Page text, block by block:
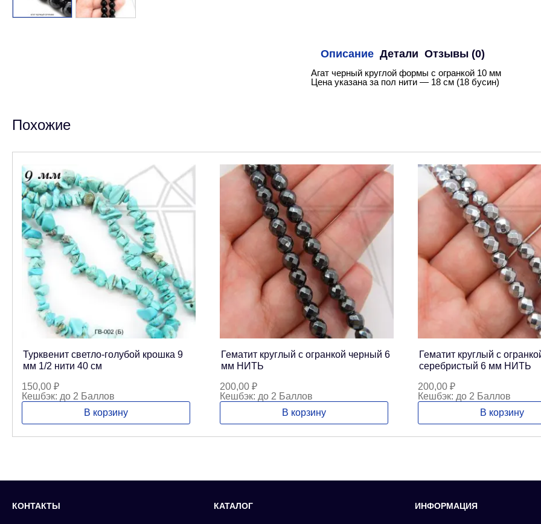
Описание Детали Отзывы (0)
Агат черный круглой формы с огранкой 10 мм
Цена указана за пол нити — 18 см (18 бусин)
Похожие
Турквенит светло-голубой крошка 9
мм 1/2 нити 40 см
150,00 ₽
Кешбэк: до 2 Баллов
В корзину
Гематит круглый с огранкой черный 6
мм НИТЬ
200,00 ₽
Кешбэк: до 2 Баллов
В корзину
Гематит круглый с
серебристый 6 мм НИТЬ
200,00 ₽
Кешбэк: до 2 Баллов
В корзину
КОНТАКТЫ КАТАЛОГ ИНФОРМАЦИЯ